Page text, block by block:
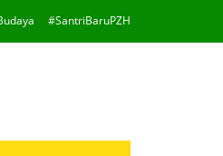
#SantriBaruPZH